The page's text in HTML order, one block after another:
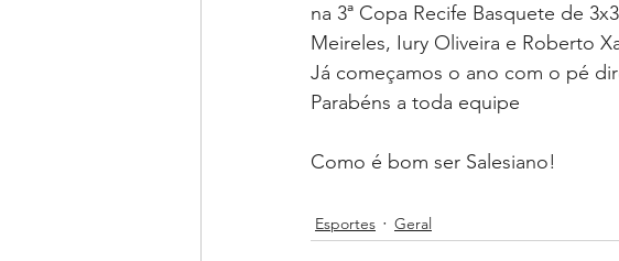
na 3ª Copa Recife Basquete de
Meireles, Iury Oliveira e Roberto
Já começamos o ano com o pé
Parabéns a toda equipe
Como é bom ser Salesiano!
Esportes Geral